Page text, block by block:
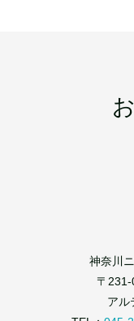
神奈川
〒
アル